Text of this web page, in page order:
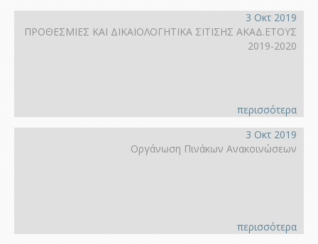
3 Οκτ 2019
ΠΡΟΘΕΣΜΙΕΣ ΚΑΙ ΔΙΚΑΙΟΛΟΓΗΤΙΚΑ ΣΙΤΙΣΗΣ ΑΚΑΔ.ΕΤΟΥΣ
2019-2020
περισσότερα
3 Οκτ 2019
Οργάνωση Πινάκων Ανακοινώσεων
περισσότερα